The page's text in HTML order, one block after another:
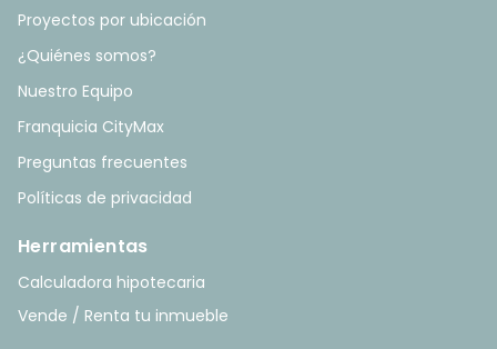
Proyectos por ubicación
¿Quiénes somos?
Nuestro Equipo
Franquicia CityMax
Preguntas frecuentes
Políticas de privacidad
Herramientas
Calculadora hipotecaria
Vende / Renta tu inmueble